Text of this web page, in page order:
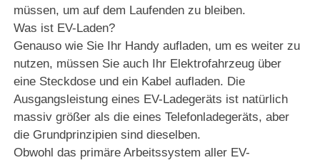
müssen, um auf dem Laufenden zu bleiben.
Was ist EV-Laden?
Genauso wie Sie Ihr Handy aufladen, um es weiter zu
nutzen, müssen Sie auch Ihr Elektrofahrzeug über
eine Steckdose und ein Kabel aufladen. Die
Ausgangsleistung eines EV-Ladegeräts ist natürlich
massiv größer als die eines Telefonladegeräts, aber
die Grundprinzipien sind dieselben.
Obwohl das primäre Arbeitssystem aller EV-